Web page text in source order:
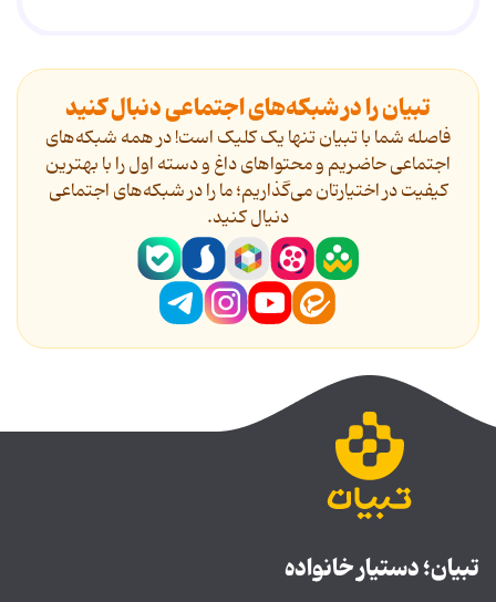
تبیان را در شبکه‌های اجتماعی دنبال کنید
فاصله شما با تبیان تنها یک کلیک است! در همه شبکه‌های
اجتماعی حاضریم و محتواهای داغ و دسته اول را با بهترین
کیفیت در اختیارتان می‌گذاریم؛ ما را در شبکه‌های اجتماعی
دنیال کنید.
تبیان؛ دستیار خانواده